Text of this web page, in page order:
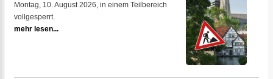
Montag, 10. August 2026, in einem Teilbereich
vollgesperrt.
mehr lesen...